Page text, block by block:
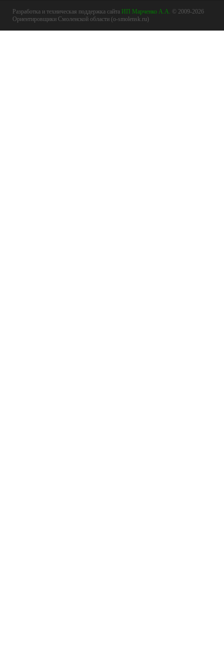
Разработка и техническая поддержка сайта ИП Марченко А.А. © 2009-2026
Ориентировщики Смоленской области (o-smolensk.ru)